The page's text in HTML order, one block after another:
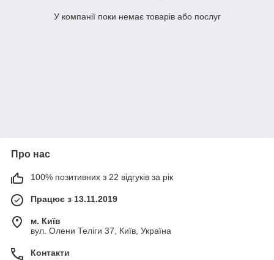
У компанії поки немає товарів або послуг
Про нас
100% позитивних з 22 відгуків за рік
Працює з 13.11.2019
м. Київ
вул. Олени Теліги 37, Київ, Україна
Контакти